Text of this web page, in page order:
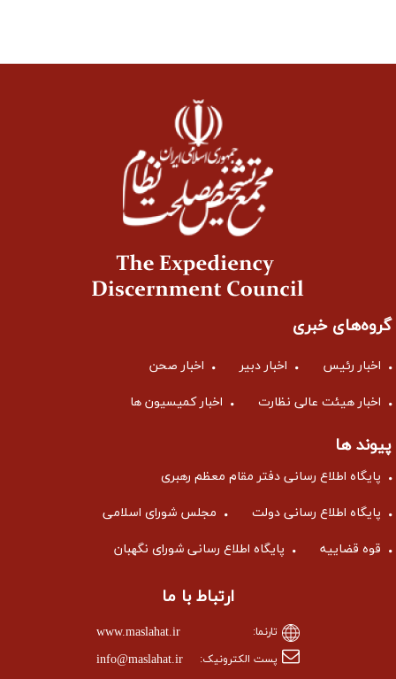
گروه‌های خبری
اخبار رئیس اخبار دبیر اخبار صحن
اخبار هیئت عالی نظارت اخبار کمیسیون ها
پیوند ها
پایگاه اطلاع رسانی دفتر مقام معظم رهبری
پایگاه اطلاع رسانی دولت مجلس شورای اسلامی
قوه قضاییه پایگاه اطلاع رسانی شورای نگهبان
ارتباط با ما
تارنما: www.maslahat.ir
پست الکترونیک: info@maslahat.ir